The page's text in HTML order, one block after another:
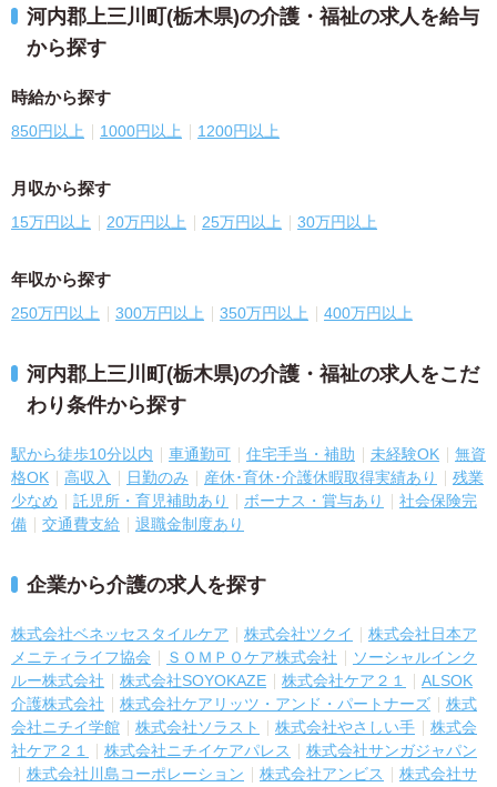
河内郡上三川町(栃木県)の介護・福祉の求人を給与
から探す
時給から探す
850円以上 1000円以上 1200円以上
月収から探す
15万円以上 20万円以上 25万円以上 30万円以上
年収から探す
250万円以上 300万円以上 350万円以上 400万円以上
河内郡上三川町(栃木県)の介護・福祉の求人をこだ
わり条件から探す
駅から徒歩10分以内 車通勤可 住宅手当・補助 未経験OK
無資
格OK
高収入 日勤のみ 産休･育休･介護休暇取得実績あり
残業
少なめ
託児所・育児補助あり ボーナス・賞与あり
社会保険完
備
交通費支給 退職金制度あり
企業から介護の求人を探す
株式会社ベネッセスタイルケア 株式会社ツクイ
株式会社日本ア
メニティライフ協会
ＳＯＭＰＯケア株式会社
ソーシャルインク
ルー株式会社
株式会社SOYOKAZE 株式会社ケア２１
ALSOK
介護株式会社
株式会社ケアリッツ・アンド・パートナーズ
株式
会社ニチイ学館
株式会社ソラスト 株式会社やさしい手
株式会
社ケア２１
株式会社ニチイケアパレス
株式会社サンガジャパン
株式会社川島コーポレーション
株式会社アンビス
株式会社サ